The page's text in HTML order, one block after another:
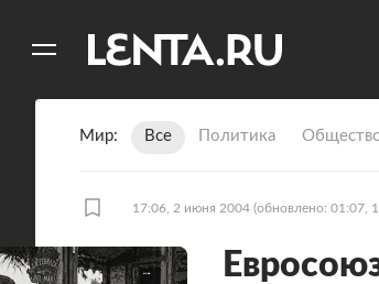
Мир Все Политика
17:06, 2 июня 2004 (обновлено: 01:07,